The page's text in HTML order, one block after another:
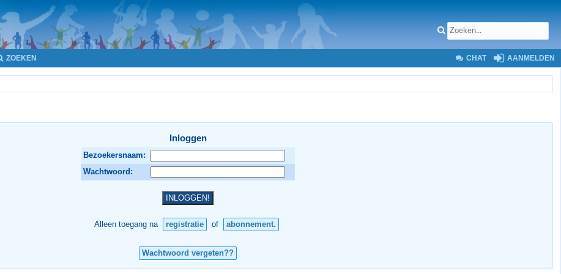
ZOEKEN CHAT AANMELDEN
Inloggen
Bezoekersnaam:
Wachtwoord:
Alleen toegang na registratie of abonnement.
Wachtwoord vergeten??